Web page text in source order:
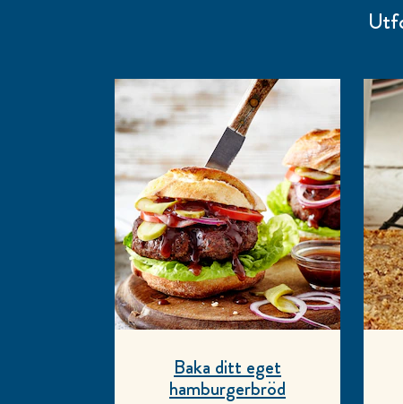
Baka ditt eget
hamburgerbröd